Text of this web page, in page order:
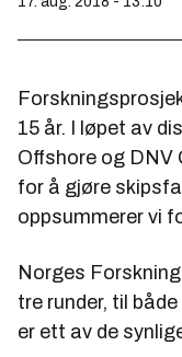
15 år. I løpet av
Offshore og DNV
for å gjøre
oppsummerer vi
Norges
tre runder, til
er ett av de